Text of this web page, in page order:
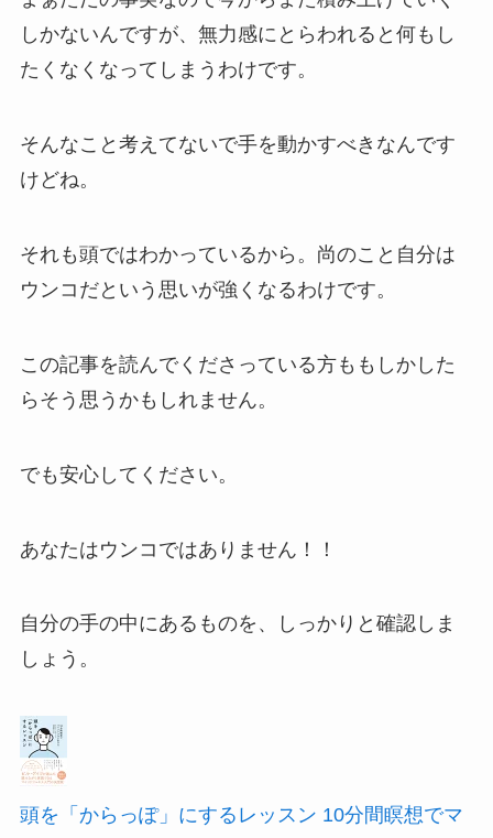
しかないんですが、無力感にとらわれると何もし
たくなくなってしまうわけです。
そんなこと考えてないで手を動かすべきなんです
けどね。
それも頭ではわかっているから。尚のこと自分は
ウンコだという思いが強くなるわけです。
この記事を読んでくださっている方ももしかした
らそう思うかもしれません。
でも安心してください。
あなたはウンコではありません！！
自分の手の中にあるものを、しっかりと確認しま
しょう。
頭を「からっぽ」にするレッスン 10分間瞑想でマ